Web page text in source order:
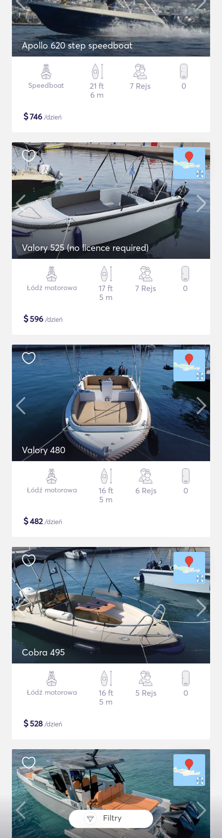
Filtry
Apollo 620 step speedboat
Speedboat
21 ft
6 m
7 Rejs 0
$746 /dzień
Valory 525 (no licence required)
Łódź motorowa
17 ft
5 m
7 Rejs 0
$596 /dzień
Valory 480
Łódź motorowa
16 ft
5 m
6 Rejs 0
$482/dzień
Cobra 495
Łódź motorowa
16 ft
5 m
5 Rejs 0
$528 /dzień